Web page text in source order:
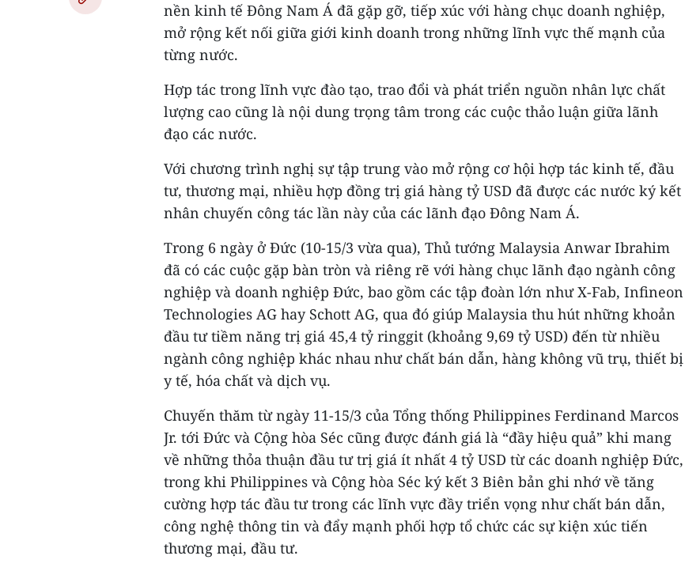
nền kinh tế Đông Nam Á đã gặp gỡ, tiếp xúc với hàng chục doanh nghiệp,
mở rộng kết nối giữa giới kinh doanh trong những lĩnh vực thế mạnh của
từng nước.
Hợp tác trong lĩnh vực đào tạo, trao đổi và phát triển nguồn nhân lực chất
lượng cao cũng là nội dung trọng tâm trong các cuộc thảo luận giữa lãnh
đạo các nước.
Với chương trình nghị sự tập trung vào mở rộng cơ hội hợp tác kinh tế, đầu
tư, thương mại, nhiều hợp đồng trị giá hàng tỷ USD đã được các nước ký kết
nhân chuyến công tác lần này của các lãnh đạo Đông Nam Á.
Trong 6 ngày ở Đức (10-15/3 vừa qua), Thủ tướng Malaysia Anwar Ibrahim
đã có các cuộc gặp bàn tròn và riêng rẽ với hàng chục lãnh đạo ngành công
nghiệp và doanh nghiệp Đức, bao gồm các tập đoàn lớn như X-Fab, Infineon
Technologies AG hay Schott AG, qua đó giúp Malaysia thu hút những khoản
đầu tư tiềm năng trị giá 45,4 tỷ ringgit (khoảng 9,69 tỷ USD) đến từ nhiều
ngành công nghiệp khác nhau như chất bán dẫn, hàng không vũ trụ, thiết bị
y tế, hóa chất và dịch vụ.
Chuyến thăm từ ngày 11-15/3 của Tổng thống Philippines Ferdinand Marcos
Jr. tới Đức và Cộng hòa Séc cũng được đánh giá là “đầy hiệu quả” khi mang
về những thỏa thuận đầu tư trị giá ít nhất 4 tỷ USD từ các doanh nghiệp Đức,
trong khi Philippines và Cộng hòa Séc ký kết 3 Biên bản ghi nhớ về tăng
cường hợp tác đầu tư trong các lĩnh vực đầy triển vọng như chất bán dẫn,
công nghệ thông tin và đẩy mạnh phối hợp tổ chức các sự kiện xúc tiến
thương mại, đầu tư.